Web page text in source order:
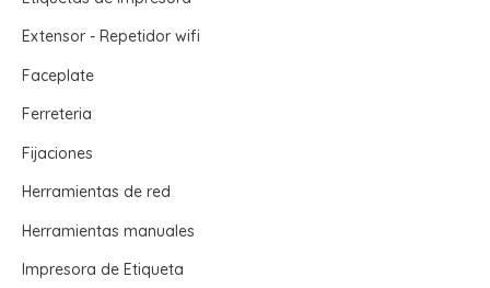
Extensor - Repetidor wifi
Faceplate
Ferreteria
Fijaciones
Herramientas de red
Herramientas manuales
Impresora de Etiqueta